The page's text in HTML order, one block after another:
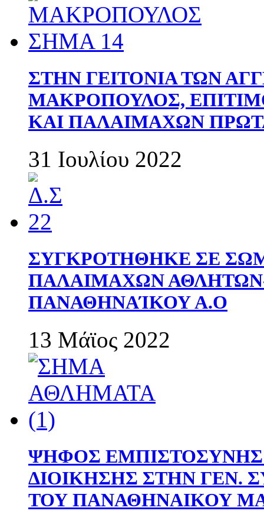
ΣΤΗΝ ΓΕΙΤΟΝΙΑ ΤΩΝ
ΜΑΚΡΟΠΟΥΛΟΣ,
ΚΑΙ ΠΑΛΑΙΜΑΧΩΝ
31 Ιουλίου 2022
ΣΥΓΚΡΟΤΗΘΗΚΕ ΣΕ
ΠΑΛΑΙΜΑΧΩΝ
ΠΑΝΑΘΗΝΑΊΚΟΥ Α.Ο
13 Μάϊος 2022
ΨΗΦΟΣ
ΔΙΟΙΚΗΣΗΣ ΣΤΗΝ ΓΕΝ.
ΤΟΥ ΠΑΝΑΘΗΝΑΙΚΟΥ